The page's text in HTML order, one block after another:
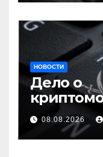
НОВОСТИ
Дело о
08.08.2026